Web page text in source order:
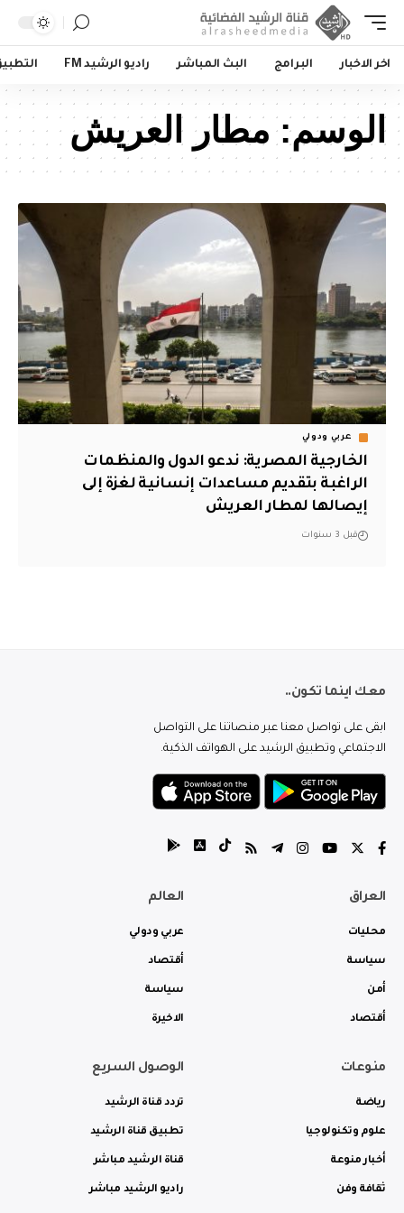
اخر الاخبار البرامج البث المباشر راديو الرشيد FM
الوسم:مطار العريش
عربي ودولي
الخارجية المصرية: ندعو الدول والمنظمات
الراغبة بتقديم مساعدات إنسانية لغزة إلى
إيصالها لمطار العريش
قبل 3 سنوات
معك اينما تكون..
ابقى على تواصل معنا عبر منصاتنا على التواصل
الاجتماعي وتطبيق الرشيد على الهواتف الذكية.
العراق
محليات
سياسة
أمن
أقتصاد
العالم
عربي ودولي
أقتصاد
سياسة
الاخيرة
منوعات
رياضة
علوم وتكنولوجيا
أخبار منوعة
ثقافة وفن
الوصول السريع
تردد قناة الرشيد
تطبيق قناة الرشيد
قناة الرشيد مباشر
راديو الرشيد مباشر